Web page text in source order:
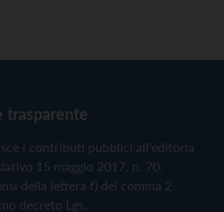
trasparente
i contributi pubblici all'editoria
15 maggio 2017, n. 70.
della lettera f) del comma 2
decreto Lgs.